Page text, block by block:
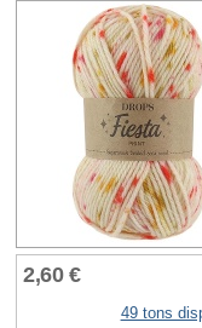
2,60 €
49 tons